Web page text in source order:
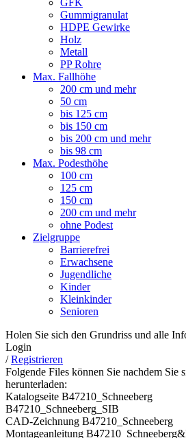
GFK
Gummigranulat
HDPE Gewirke
Holz
Metall
PP Rohre
Max. Fallhöhe
200 cm und mehr
50 cm
bis 125 cm
bis 150 cm
bis 200 cm und mehr
bis 98 cm
Max. Podesthöhe
100 cm
125 cm
150 cm
200 cm und mehr
ohne Podest
Zielgruppe
Barrierefrei
Erwachsene
Jugendliche
Kinder
Kleinkinder
Senioren
Holen Sie sich den Grundriss und alle
Login
/Registrieren
Folgende Files können Sie nachdem Sie
herunterladen:
Katalogseite B47210_Schneeberg
B47210_Schneeberg_SIB
CAD-Zeichnung B47210_Schneeberg
Montageanleitung